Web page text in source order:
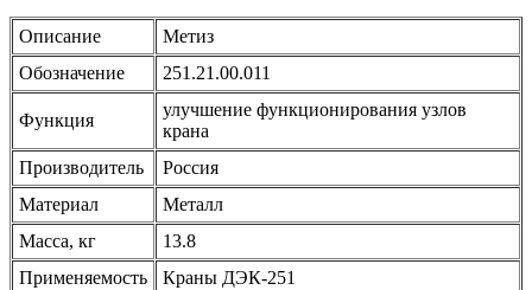
Описание
Метиз
Обозначение
251.21.00.011
Функция
улучшение функционирования узлов
крана
Производитель
Россия
Материал
Металл
Масса, кг
13.8
Применяемость
Краны ДЭК-251